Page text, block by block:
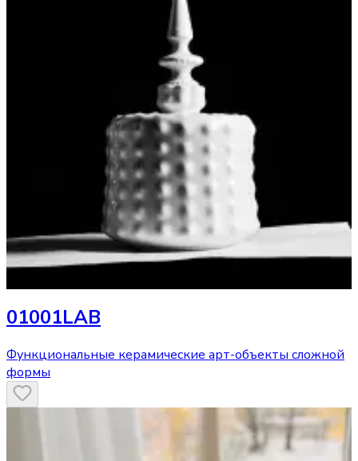
01001LAB
Функциональные керамические арт-объекты сложной
формы